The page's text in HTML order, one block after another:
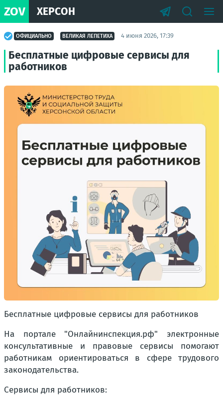
ZOV ХЕРСОН
ОФИЦИАЛЬНО ВЕЛИКАЯ ЛЕПЕТИХА 4 июня 2026, 17:39
Бесплатные цифровые сервисы для
работников
Бесплатные цифровые сервисы для работников
На портале "Онлайнинспекция.рф" электронные
консультативные и правовые сервисы помогают
работникам ориентироваться в сфере трудового
законодательства.
Сервисы для работников: